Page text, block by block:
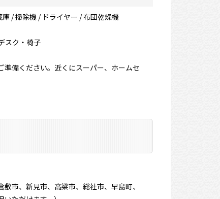
/ 掃除機 / ドライヤー / 布団乾燥機
スク・椅子
備ください。近くにスーパー、ホームセ
市、新見市、高梁市、総社市、早島町、